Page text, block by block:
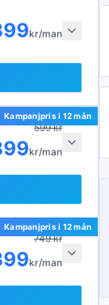
kr/man
Kampanjpris i 12 mån
599kr
kr/man
Kampanjpris i 12 mån
749kr
kr/man